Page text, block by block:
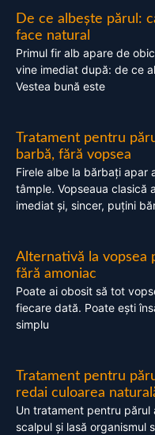
De ce albește părul:
face natural
Primul fir alb apare de
vine imediat după: de ce
Vestea bună este
Tratament pentru
barbă, fără vopsea
Firele albe la bărbați apar
tâmple. Vopseaua clasică
imediat și, sincer, puțini
Alternativă la vopsea
fără amoniac
Poate ai obosit să tot
fiecare dată. Poate ești
simplu
Tratament pentru
redai culoarea
Un tratament pentru
scalpul și lasă organismul